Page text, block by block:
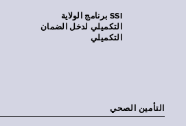
SSI برنامج الولاية
التكميلي لدخل الضمان
التكميلي
التأمين الصحي